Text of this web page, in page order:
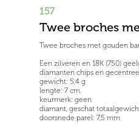
157
Twee broches
Twee broches met gouden
Een zilveren en 18K (750)
diamanten chips en
gewicht: 5,4 g
lengte: 7 cm.
keurmerk: geen
diamant, geschat
doorsnede parel: 7,5 mm